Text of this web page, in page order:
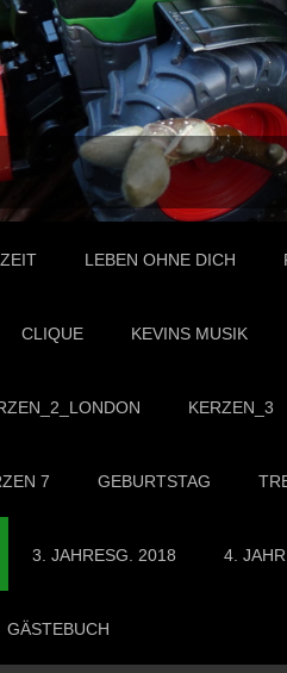
LEBEN OHNE DICH
CLIQUE KEVINS MUSIK
KERZEN_3
7 GEBURTSTAG
3. JAHRESG. 2018 4.
GÄSTEBUCH